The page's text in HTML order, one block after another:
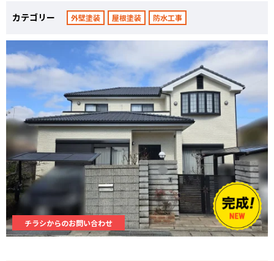
カテゴリー 外壁塗装 屋根塗装 防水工事
チラシからのお問い合わせ